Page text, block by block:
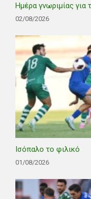
Ημέρα γνωριμίας
02/08/2026
Ισόπαλο το φιλικό
01/08/2026